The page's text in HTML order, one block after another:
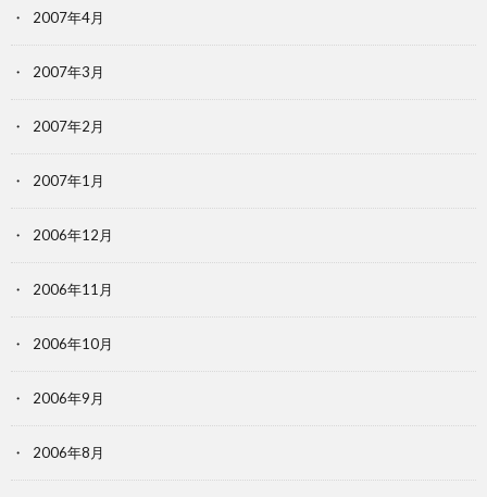
2007年4月
2007年3月
2007年2月
2007年1月
2006年12月
2006年11月
2006年10月
2006年9月
2006年8月